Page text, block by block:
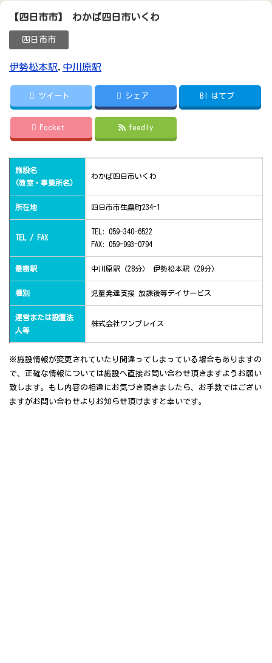
【四日市市】 わかば四日市いくわ
四日市市
伊勢松本駅, 中川原駅
ツイート シェア B! はてブ
Pocket feedly
施設名
(教室・事業所名)
わかば四日市いくわ
所在地 四日市市生桑町234-1
TEL / FAX
TEL: 059-340-6522
FAX: 059-993-0794
最寄駅 中川原駅（28分） 伊勢松本駅（29分）
種別 児童発達支援 放課後等デイサービス
運営または設置法
人等
株式会社ワンプレイス
※施設情報が変更されていたり間違ってしまっている場合もありますの
で、正確な情報については施設へ直接お問い合わせ頂きますようお願い
致します。もし内容の相違にお気づき頂きましたら、お手数ではござい
ますがお問い合わせよりお知らせ頂けますと幸いです。